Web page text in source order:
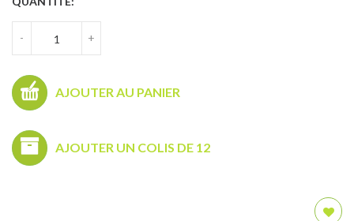
- +
AJOUTER AU PANIER
AJOUTER UN COLIS DE 12